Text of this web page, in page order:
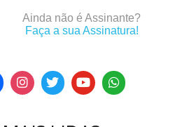
Ainda não é Assinante?
Faça a sua Assinatura!